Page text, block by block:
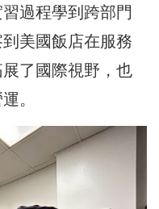
過程學到跨部門
美國飯店在服務
了國際視野，也
。